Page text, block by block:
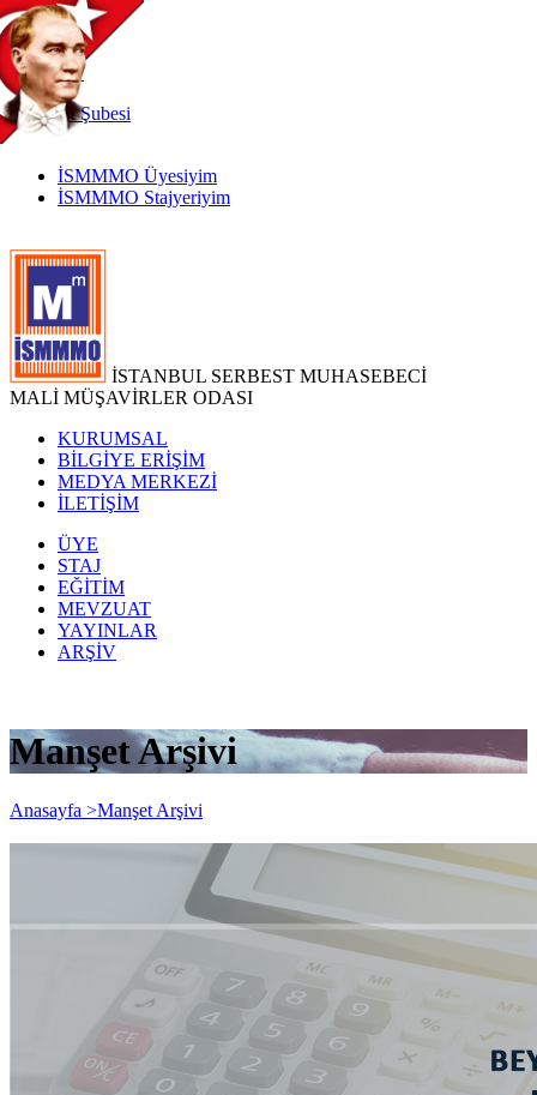
TR
|
EN
İnternetŞubesi
İSMMMO Üyesiyim
İSMMMO Stajyeriyim
İSTANBUL SERBEST MUHASEBECİ
MALİ MÜŞAVİRLER ODASI
KURUMSAL
BİLGİYE ERİŞİM
MEDYA MERKEZİ
İLETİŞİM
ÜYE
STAJ
EĞİTİM
MEVZUAT
YAYINLAR
ARŞİV
Manşet Arşivi
Anasayfa >Manşet Arşivi
Katma Değer Vergisi Beyanname
Formatlarında Değişiklik Yapılmıştır.